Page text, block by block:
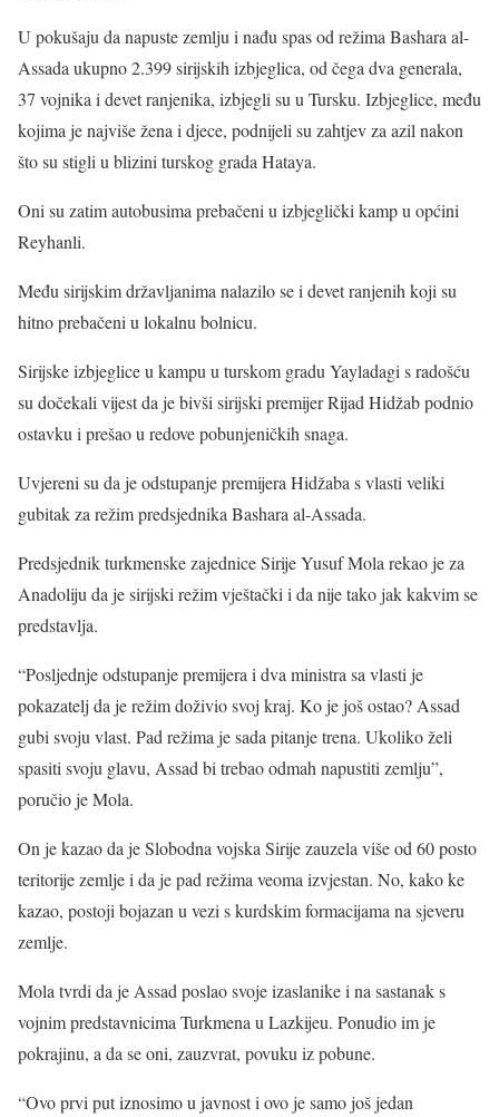
U pokušaju da napuste zemlju i nađu spas od režima Bashara al-
Assada ukupno 2.399 sirijskih izbjeglica, od čega dva generala,
37 vojnika i devet ranjenika, izbjegli su u Tursku. Izbjeglice, među
kojima je najviše žena i djece, podnijeli su zahtjev za azil nakon
što su stigli u blizini turskog grada Hataya.
Oni su zatim autobusima prebačeni u izbjeglički kamp u općini
Reyhanli.
Među sirijskim državljanima nalazilo se i devet ranjenih koji su
hitno prebačeni u lokalnu bolnicu.
Sirijske izbjeglice u kampu u turskom gradu Yayladagi s radošću
su dočekali vijest da je bivši sirijski premijer Rijad Hidžab podnio
ostavku i prešao u redove pobunjeničkih snaga.
Uvjereni su da je odstupanje premijera Hidžaba s vlasti veliki
gubitak za režim predsjednika Bashara al-Assada.
Predsjednik turkmenske zajednice Sirije Yusuf Mola rekao je za
Anadoliju da je sirijski režim vještački i da nije tako jak kakvim se
predstavlja.
“Posljednje odstupanje premijera i dva ministra sa vlasti je
pokazatelj da je režim doživio svoj kraj. Ko je još ostao? Assad
gubi svoju vlast. Pad režima je sada pitanje trena. Ukoliko želi
spasiti svoju glavu, Assad bi trebao odmah napustiti zemlju”,
poručio je Mola.
On je kazao da je Slobodna vojska Sirije zauzela više od 60 posto
teritorije zemlje i da je pad režima veoma izvjestan. No, kako ke
kazao, postoji bojazan u vezi s kurdskim formacijama na sjeveru
zemlje.
Mola tvrdi da je Assad poslao svoje izaslanike i na sastanak s
vojnim predstavnicima Turkmena u Lazkijeu. Ponudio im je
pokrajinu, a da se oni, zauzvrat, povuku iz pobune.
“Ovo prvi put iznosimo u javnost i ovo je samo još jedan